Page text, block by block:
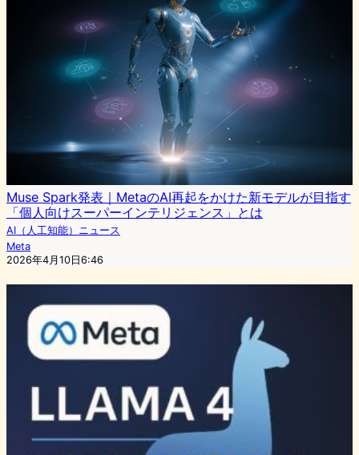
Muse Spark発表｜MetaのAI再起をかけた新モデルが目指す
「個人向けスーパーインテリジェンス」とは
AI（人工知能）ニュース
Meta
2026年4月10日6:46